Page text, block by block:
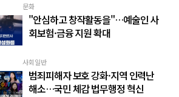
문화
"안심하고 창작활동을"…예술인 사
회보험·금융 지원 확대
사회일반
범죄피해자 보호 강화·지역 인력난
해소…국민 체감 법무행정 혁신